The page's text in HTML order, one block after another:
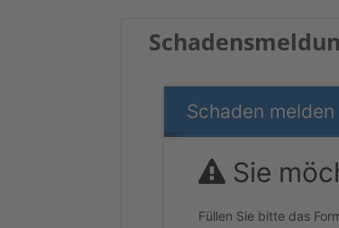
Scha­den melden
Sie
Fül­len Sie bit­te das